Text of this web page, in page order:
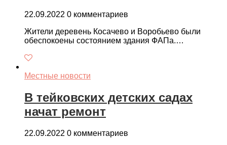
22.09.2022 0 комментариев
Жители деревень Косачево и Воробьево были
обеспокоены состоянием здания ФАПа.…
Местные новости
В тейковских детских садах
начат ремонт
22.09.2022 0 комментариев